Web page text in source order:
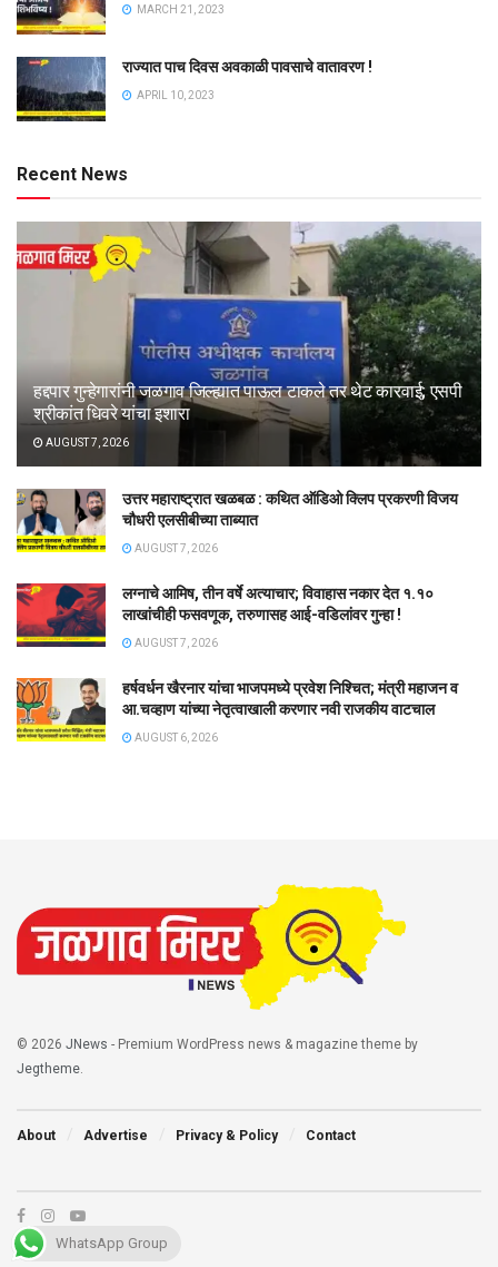
MARCH 21, 2023
राज्यात पाच दिवस अवकाळी पावसाचे वातावरण !
APRIL 10, 2023
Recent News
हद्दपार गुन्हेगारांनी जळगाव जिल्ह्यात पाऊल टाकले तर थेट कारवाई; एसपी
श्रीकांत धिवरे यांचा इशारा
AUGUST 7, 2026
उत्तर महाराष्ट्रात खळबळ : कथित ऑडिओ क्लिप प्रकरणी विजय
चौधरी एलसीबीच्या ताब्यात
AUGUST 7, 2026
लग्नाचे आमिष, तीन वर्षे अत्याचार; विवाहास नकार देत १.१०
लाखांचीही फसवणूक, तरुणासह आई-वडिलांवर गुन्हा !
AUGUST 7, 2026
हर्षवर्धन खैरनार यांचा भाजपमध्ये प्रवेश निश्चित; मंत्री महाजन व
आ.चव्हाण यांच्या नेतृत्वाखाली करणार नवी राजकीय वाटचाल
AUGUST 6, 2026
© 2026 JNews - Premium WordPress news & magazine theme by
Jegtheme
About Advertise Privacy & Policy Contact
WhatsApp Group